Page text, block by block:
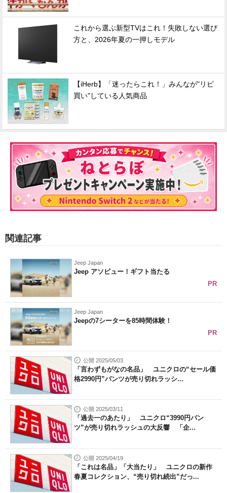
これから選ぶ新型TVはこれ！失敗しない選び
方と、2026年夏の一押しモデル
【iHerb】「迷ったらこれ！」みんなが"リピ
買い"している人気商品
関連記事
Jeep Japan
Jeep アソビュー！ギフト当たる
PR
Jeep Japan
Jeepの7シーターを85時間体験！
PR
公開 2025/05/03
「言わずもがなの名品」 ユニクロの“セール価
格2990円”パンツが売り切れラッシ...
公開 2025/03/11
「過去一のあたり」 ユニクロ“3990円パン
ツ”が売り切れラッシュの大反響 「企...
公開 2025/04/19
「これは名品」「大当たり」 ユニクロの新作
春夏コレクション、“売り切れ続出”だっ...